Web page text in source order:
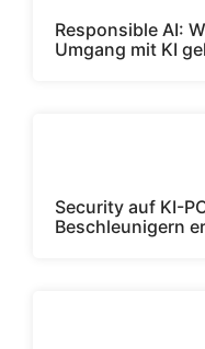
Responsible AI:
Umgang mit KI
Security auf KI-
Beschleunigern